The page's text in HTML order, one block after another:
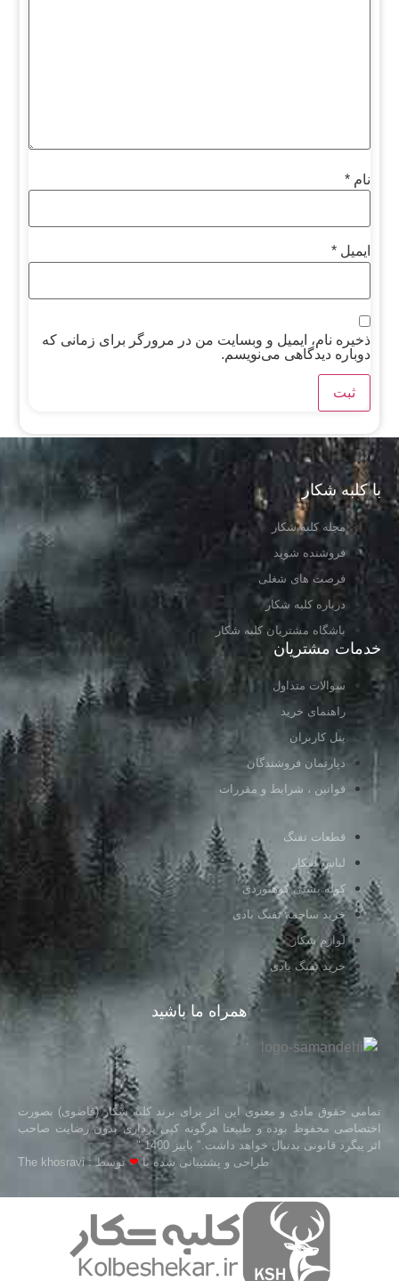
نام*
ایمیل*
ذخیره نام، ایمیل و وبسایت من در مرورگر برای زمانی که
دوباره دیدگاهی می‌نویسم.
با کلبه شکار
مجله کلبه شکار
فروشنده شوید
فرصت های شغلی
درباره کلبه شکار
باشگاه مشتریان کلبه شکار
خدمات مشتریان
سوالات متداول
راهنمای خرید
پنل کاربران
دپارتمان فروشندگان
قوانین ، شرایط و مقررات
قطعات تفنگ
لباس شکار
کوله پشتی کوهنوردی
خرید ساچمه تفنگ بادی
لوازم شکار
خرید تفنگ بادی
همراه ما باشید
تمامی حقوق مادی و معنوی این اثر برای برند کلبه شکار (قاضوی) بصورت
اختصاصی محفوظ بوده و طبیعتا هرگونه کپی برداری بدون رضایت صاحب
اثر پیگرد قانونی بدنبال خواهد داشت." پاییز 1400 "
طراحی و پشتیبانی شده با❤توسط : The khosravi